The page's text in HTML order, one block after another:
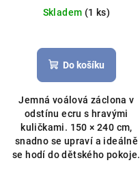
záclona, kuličky
Skladem (1 ks)
Do košíku
Jemná voálová záclona v
odstínu ecru s hravými
kuličkami. 150 × 240 cm,
snadno se upraví a ideálně
se hodí do dětského pokoje.